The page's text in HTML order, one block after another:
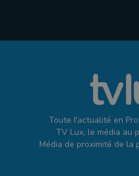
Toute l'actualité en
TV Lux, le média au
Média de proximité de la